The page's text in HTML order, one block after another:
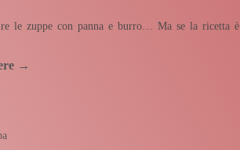
le zuppe con panna e burro… Ma se la ricetta è
→